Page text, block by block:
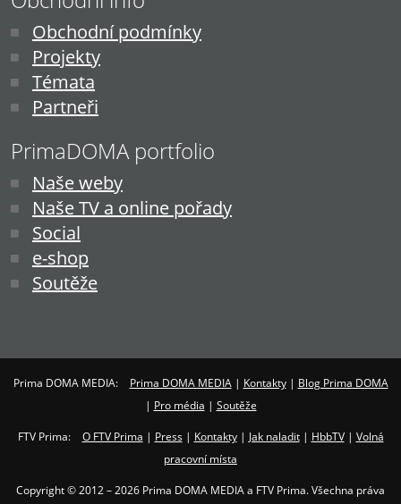
Obchodní podmínky
Projekty
Témata
Partneři
PrimaDOMA portfolio
Naše weby
Naše TV a online pořady
Social
e-shop
Soutěže
Prima DOMA MEDIA: Prima DOMA MEDIA| Kontakty| Blog Prima DOMA
| Pro média | Soutěže
FTV Prima: O FTV Prima | Press| Kontakty| Jak naladit| HbbTV| Volná
pracovní místa
Copyright © 2012 – 2026 Prima DOMA MEDIA a FTV Prima. Všechna práva